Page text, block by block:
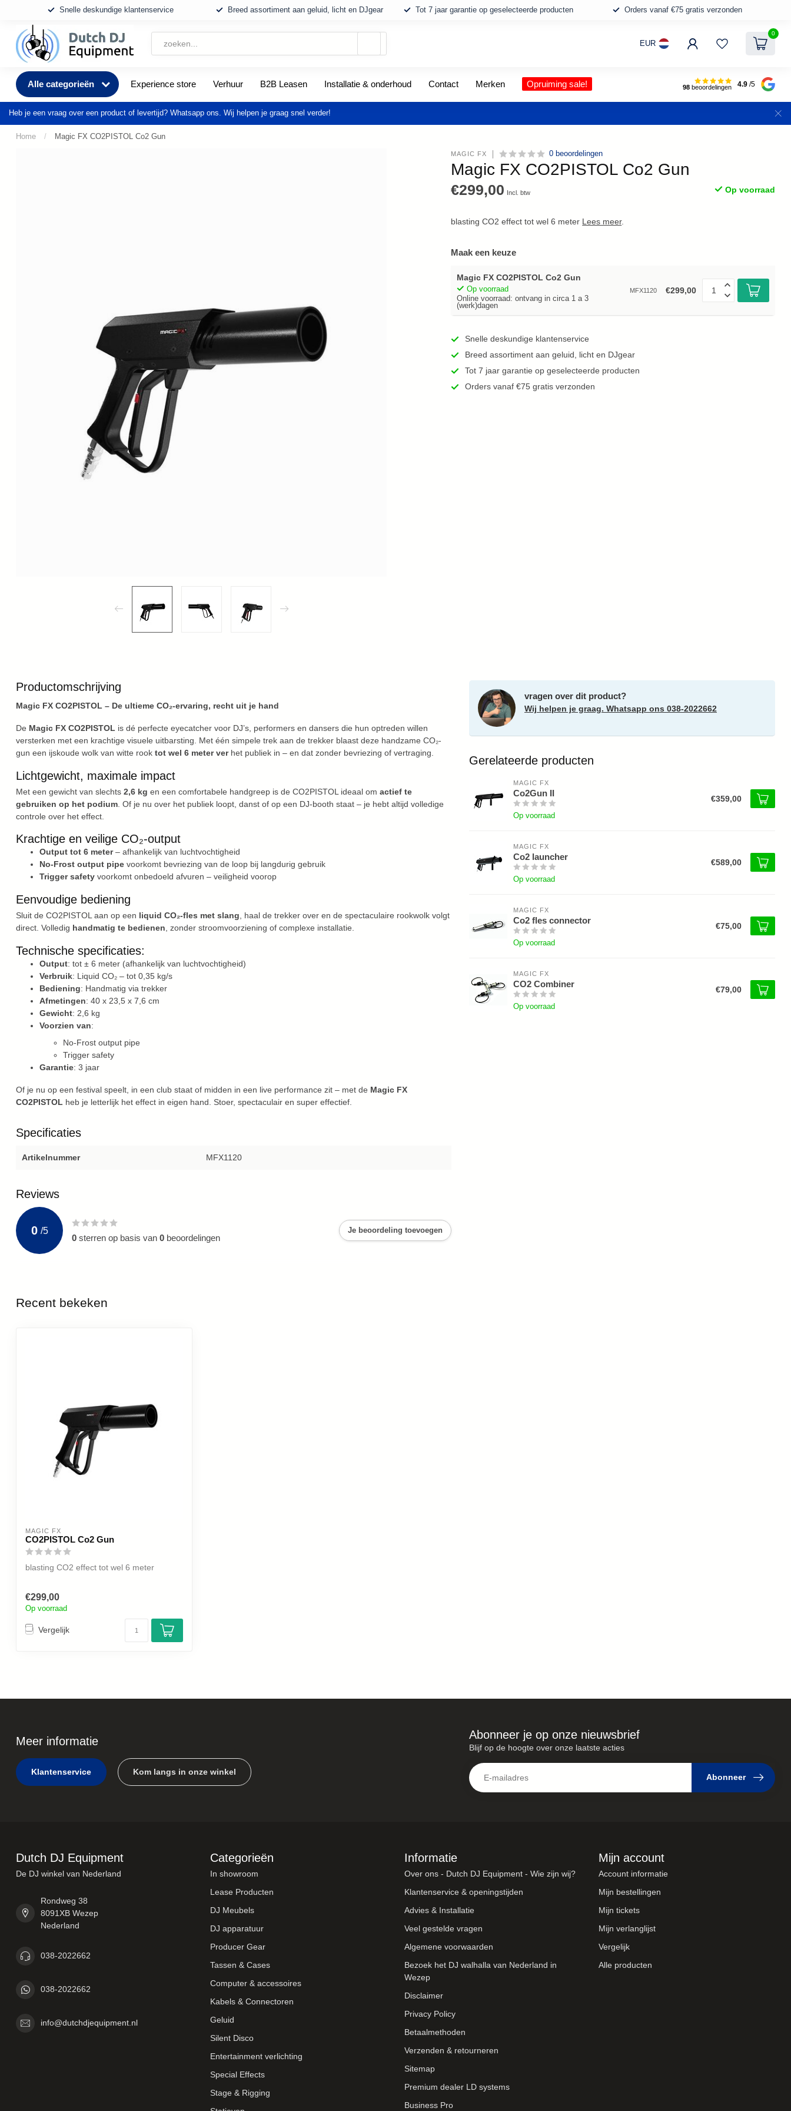
Snelle deskundige klantenservice Breed assortiment aan geluid, licht en DJgear Tot 7 jaar garantie op geselecteerde producten Orders vanaf €75 gratis verzonden
en
een
EUR
0
Alle categorieën Experience store Verhuur B2B Leasen Installatie & onderhoud Contact Merken Opruiming sale! 98 beoordelingen 4.9 /5
Heb je een vraag over een product of levertijd? Whatsapp ons. Wij helpen je graag snel verder!
Home / Magic FX CO2PISTOL Co2 Gun
MAGIC FX 0 beoordelingen
Magic FX CO2PISTOL Co2 Gun
€299,00 Incl. btw Op voorraad
blasting CO2 effect tot wel 6 meter Lees meer.
Maak een keuze
Magic FX CO2PISTOL Co2 Gun
Op voorraad
Online voorraad: ontvang in circa 1 a 3
(werk)dagen
MFX1120 €299,00
Snelle deskundige klantenservice
Breed assortiment aan geluid, licht en DJgear
Tot 7 jaar garantie op geselecteerde producten
Orders vanaf €75 gratis verzonden
Productomschrijving
Magic FX CO2PISTOL – De ultieme CO₂-ervaring, recht uit je hand
De Magic FX CO2PISTOL is dé perfecte eyecatcher voor DJ’s, performers en dansers die hun optreden willen
versterken met een krachtige visuele uitbarsting. Met één simpele trek aan de trekker blaast deze handzame CO₂-
gun een ijskoude wolk van witte rook tot wel 6 meter verhet publiek in – en dat zonder bevriezing of vertraging.
Lichtgewicht, maximale impact
Met een gewicht van slechts 2,6 kg en een comfortabele handgreep is de CO2PISTOL ideaal om actief te
gebruiken op het podium . Of je nu over het publiek loopt, danst of op een DJ-booth staat – je hebt altijd volledige
controle over het effect.
Krachtige en veilige CO₂-output
Output tot 6 meter– afhankelijk van luchtvochtigheid
No-Frost output pipe voorkomt bevriezing van de loop bij langdurig gebruik
Trigger safety voorkomt onbedoeld afvuren – veiligheid voorop
Eenvoudige bediening
Sluit de CO2PISTOL aan op een liquid CO₂-fles met slang , haal de trekker over en de spectaculaire rookwolk volgt
direct. Volledig handmatig te bedienen , zonder stroomvoorziening of complexe installatie.
Technische specificaties:
Output: tot ± 6 meter (afhankelijk van luchtvochtigheid)
Verbruik: Liquid CO₂ – tot 0,35 kg/s
Bediening: Handmatig via trekker
Afmetingen: 40 x 23,5 x 7,6 cm
Gewicht: 2,6 kg
Voorzien van:
No-Frost output pipe
Trigger safety
Garantie: 3 jaar
Of je nu op een festival speelt, in een club staat of midden in een live performance zit – met de Magic FX
CO2PISTOL heb je letterlijk het effect in eigen hand. Stoer, spectaculair en super effectief.
Specificaties
Artikelnummer MFX1120
Reviews
0 /5
0 sterren op basis van 0 beoordelingen
Je beoordeling toevoegen
vragen over dit product?
Wij helpen je graag. Whatsapp ons 038-2022662
Gerelateerde producten
MAGIC FX
Co2Gun II
Op voorraad
€359,00
MAGIC FX
Co2 launcher
Op voorraad
€589,00
MAGIC FX
Co2 fles connector
Op voorraad
€75,00
MAGIC FX
CO2 Combiner
Op voorraad
€79,00
Recent bekeken
MAGIC FX
CO2PISTOL Co2 Gun
blasting CO2 effect tot wel 6 meter
€299,00
Op voorraad
Vergelijk
Meer informatie
Klantenservice Kom langs in onze winkel
Abonneer je op onze nieuwsbrief
Blijf op de hoogte over onze laatste acties
Abonneer
Dutch DJ Equipment
De DJ winkel van Nederland
Rondweg 38
8091XB Wezep
Nederland
038-2022662
038-2022662
info@dutchdjequipment.nl
Categorieën
In showroom
Lease Producten
DJ Meubels
DJ apparatuur
Producer Gear
Tassen & Cases
Computer & accessoires
Kabels & Connectoren
Geluid
Silent Disco
Entertainment verlichting
Special Effects
Stage & Rigging
Informatie
Over ons - Dutch DJ Equipment - Wie zijn wij?
Klantenservice & openingstijden
Advies & Installatie
Veel gestelde vragen
Algemene voorwaarden
Bezoek het DJ walhalla van Nederland in
Wezep
Disclaimer
Privacy Policy
Betaalmethoden
Verzenden & retourneren
Sitemap
Premium dealer LD systems
Business Pro
Mijn account
Account informatie
Mijn bestellingen
Mijn tickets
Mijn verlanglijst
Vergelijk
Alle producten